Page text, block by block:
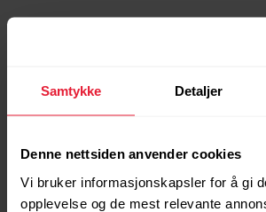
Samtykke Detaljer
Denne nettsiden anvender cookies
Vi bruker informasjonskapsler for å gi
opplevelse og de mest relevante